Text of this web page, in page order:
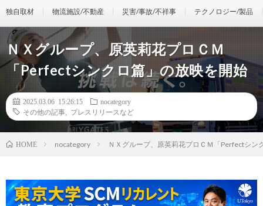
独自取材 物流施設/不動産 災害/事故/不祥事 テクノロジー/製品
ＮＸグループ、原英莉花プロＣＭ
「Perfectシンクロ篇」の放映を開始
2025.03.06 15:26:15
nocategory
その他の記事
プレスリリースなど
HOME nocategory ＮＸグループ、原英莉花プロＣＭ「Perfectシン